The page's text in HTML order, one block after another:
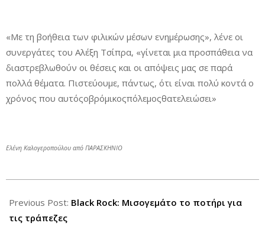
«Με τη βοήθεια των φιλικών μέσων ενημέρωσης», λένε οι
συνεργάτες του Αλέξη Τσίπρα, «γίνεται μια προσπάθεια να
διαστρεβλωθούν οι θέσεις και οι απόψεις μας σε παρά
πολλά θέματα. Πιστεύουμε, πάντως, ότι είναι πολύ κοντά ο
χρόνος που αυτόςοβρόμικοςπόλεμοςθατελειώσει»
Ελένη Καλογεροπούλου από ΠΑΡΑΣΚΗΝΙΟ
12-
08
Previous Post: Black Rock: Μισογεμάτο το ποτήρι για
τις τράπεζες